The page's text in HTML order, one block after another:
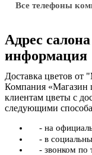
Все телефоны
Адрес
информация
Доставка цветов
Компания «Магазин
клиентам цветы с
следующими
- на
- в
- звонком по